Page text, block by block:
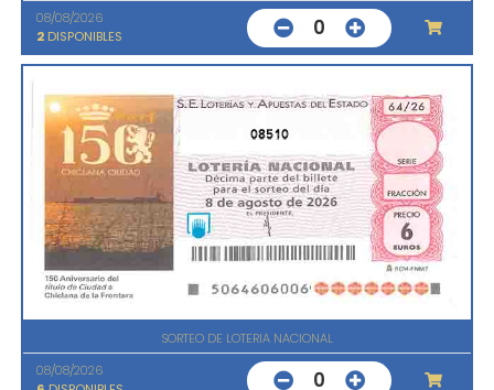
08/08/2026
2 DISPONIBLES 0
08510
SORTEO DE LOTERIA NACIONAL
08/08/2026
0